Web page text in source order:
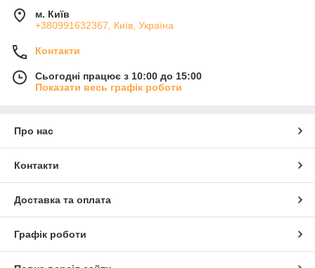
м. Київ
+380991632367, Київ, Україна
Контакти
Сьогодні працює з 10:00 до 15:00
Показати весь графік роботи
Про нас
Контакти
Доставка та оплата
Графік роботи